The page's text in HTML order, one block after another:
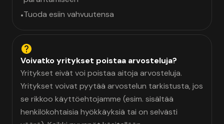
•Tuoda esiin vahvuutensa
Voivatko yritykset poistaa arvosteluja?
Yritykset eivät voi poistaa aitoja arvosteluja.
Yritykset voivat pyytää arvostelun tarkistusta, jos
se rikkoo käyttöehtojamme (esim. sisältää
henkilökohtaisia hyökkäyksiä tai on selvästi